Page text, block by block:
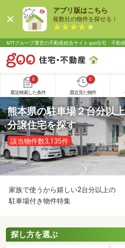
アプリ版はこちら
複数社の物件を探せる！
NTTグループ運営の不動産総合サイト goo住宅・不動
0
最近検索した条件
0
最近見た物件
熊本県の駐車場２台分以
分譲住宅を探す
該当物件数3,135件
家族で使うから嬉しい2台分以上の
駐車場付き物件特集
探し方を選ぶ